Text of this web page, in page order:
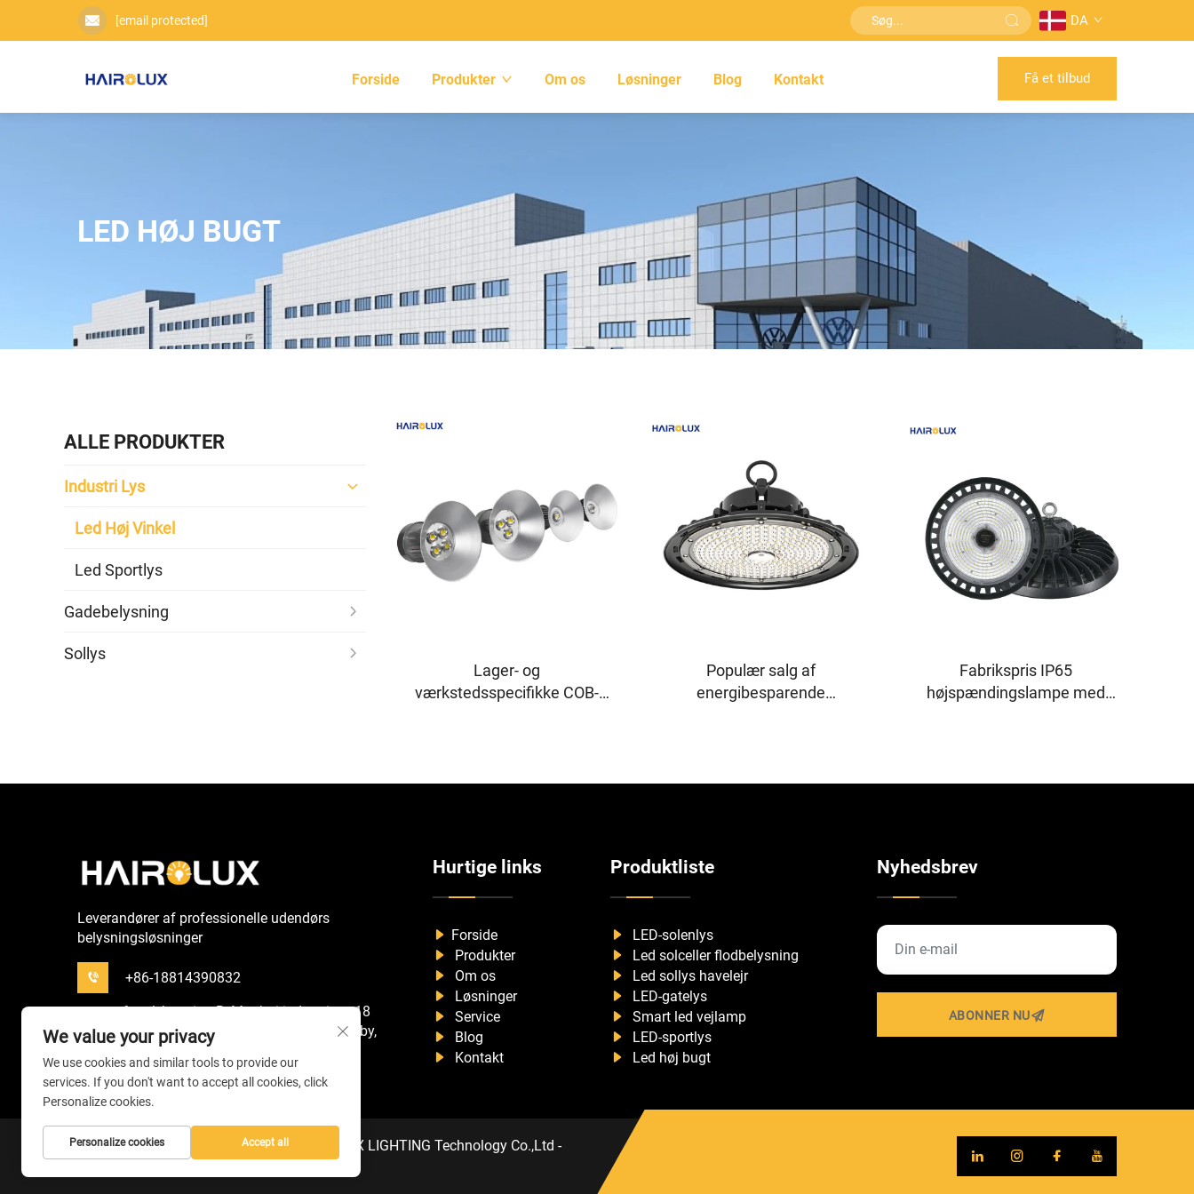
[email protected] DA
Forside Produkter Om os Løsninger Blog Kontakt Få et tilbud
LED HØJ BUGT
ALLE PRODUKTER
Industri Lys
Led Høj Vinkel
Led Sportlys
Gadebelysning
Sollys
Lager- og
værkstedsspecifikke COB-
industrielle
Populær salg af
energibesparende
W, 150 W og 200 W
Fabrikspris IP65
højspændingslampe med
højspændingslamper til
Leverandører af professionelle udendørs
belysningsløsninger
+86-18814390832
6. sal, bygning B, Maohui-industri, nr. 18
Lefeng 4. vej, Henglan-by, Zhongshan-by,
provinsen Guangdong, Kina.
[email protected]
Hurtige links
Forside
Produkter
Om os
Løsninger
Service
Blog
Kontakt
Produktliste
LED-solenlys
Led solceller flodbelysning
Led sollys havelejr
LED-gatelys
Smart led vejlamp
LED-sportlys
Led høj bugt
Nyhedsbrev
ABONNER NU
Copyright © 2026 af ZHONGSHAN HAIROLUX LIGHTING Technology Co.,Ltd -
We value your privacy
We use cookies and similar tools to provide our
services. If you don't want to accept all cookies, click
Personalize cookies.
Personalize cookies Accept all